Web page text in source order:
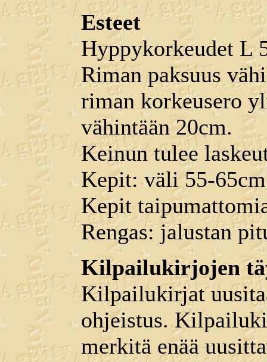
Esteet
Hyppykorkeudet L
Riman paksuus
riman korkeusero
vähintään 20cm.
Keinun tulee
Kepit: väli 55-
Kepit
Rengas: jalustan
Kilpailukirjojen
Kilpailukirjat
ohjeistus.
merkitä enää